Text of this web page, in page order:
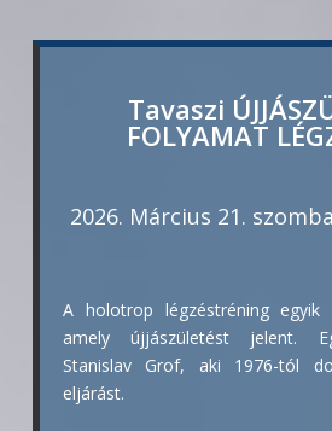
Tavaszi
FOLYAMAT
2026. Március 21.
A holotrop légzéstréning egyik
amely újjászületést jelent.
Stanislav Grof, aki 1976-tól
eljárást.